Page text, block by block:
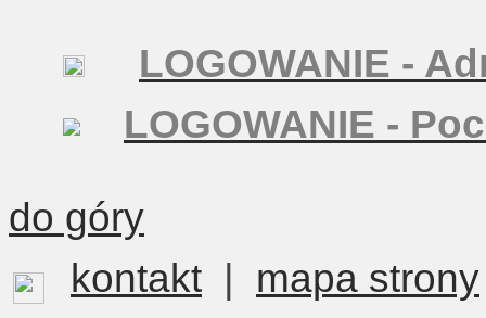
LOGOWANIE -
LOGOWANIE -
do góry
kontakt
mapa strony